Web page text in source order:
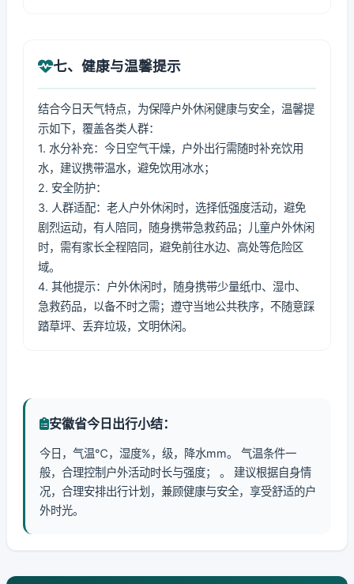
七、健康与温馨提示
结合今日天气特点，为保障户外休闲健康与安全，温馨提
示如下，覆盖各类人群：
1. 水分补充：今日空气干燥，户外出行需随时补充饮用
水，建议携带温水，避免饮用冰水；
2. 安全防护：
3. 人群适配：老人户外休闲时，选择低强度活动，避免
剧烈运动，有人陪同，随身携带急救药品；儿童户外休闲
时，需有家长全程陪同，避免前往水边、高处等危险区
域。
4. 其他提示：户外休闲时，随身携带少量纸巾、湿巾、
急救药品，以备不时之需；遵守当地公共秩序，不随意踩
踏草坪、丢弃垃圾，文明休闲。
安徽省今日出行小结：
今日，气温℃，湿度%，级，降水mm。 气温条件一
般，合理控制户外活动时长与强度； 。 建议根据自身情
况，合理安排出行计划，兼顾健康与安全，享受舒适的户
外时光。